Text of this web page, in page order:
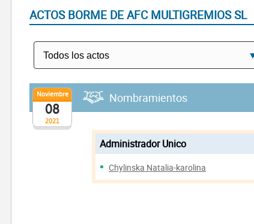
ACTOS BORME DE AFC MULTIGREMIOS SL
2021
Noviembre
08
Nombramientos
Administrador Unico
Chylinska Natalia-karolina